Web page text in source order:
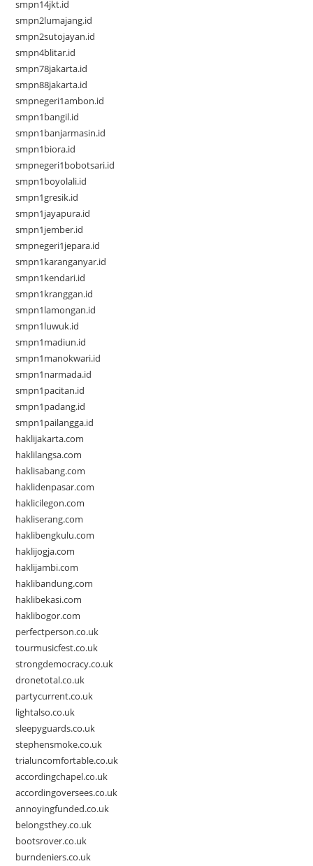
smpn14jkt.id
smpn2lumajang.id
smpn2sutojayan.id
smpn4blitar.id
smpn78jakarta.id
smpn88jakarta.id
smpnegeri1ambon.id
smpn1bangil.id
smpn1banjarmasin.id
smpn1biora.id
smpnegeri1bobotsari.id
smpn1boyolali.id
smpn1gresik.id
smpn1jayapura.id
smpn1jember.id
smpnegeri1jepara.id
smpn1karanganyar.id
smpn1kendari.id
smpn1kranggan.id
smpn1lamongan.id
smpn1luwuk.id
smpn1madiun.id
smpn1manokwari.id
smpn1narmada.id
smpn1pacitan.id
smpn1padang.id
smpn1pailangga.id
haklijakarta.com
haklilangsa.com
haklisabang.com
haklidenpasar.com
haklicilegon.com
hakliserang.com
haklibengkulu.com
haklijogja.com
haklijambi.com
haklibandung.com
haklibekasi.com
haklibogor.com
perfectperson.co.uk
tourmusicfest.co.uk
strongdemocracy.co.uk
dronetotal.co.uk
partycurrent.co.uk
lightalso.co.uk
sleepyguards.co.uk
stephensmoke.co.uk
trialuncomfortable.co.uk
accordingchapel.co.uk
accordingoversees.co.uk
annoyingfunded.co.uk
belongsthey.co.uk
bootsrover.co.uk
burndeniers.co.uk